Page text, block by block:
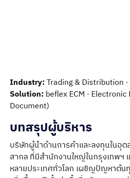
Industry:Trading & Distribution
Solution: beflex ECM ·
Document)
บทสรุปผู้บริหาร
บริษัทผู้นำด้านการค้าและลงทุนในอุ
สากล ที่มีสำนักงานใหญ่ในกรุงเทพฯ
หลายประเทศทั่วโลก เผชิญปัญหาต้น